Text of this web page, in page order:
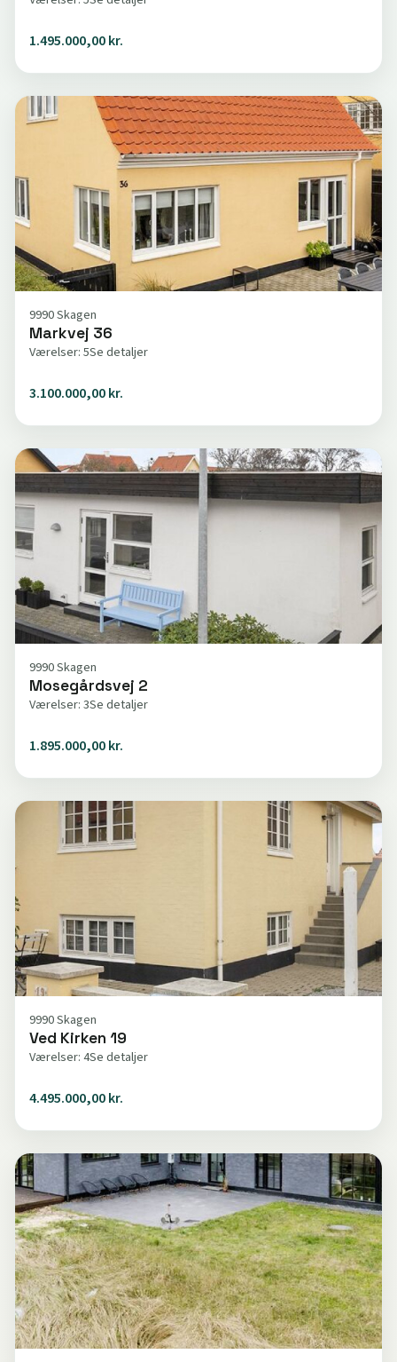
1.495.000,00 kr.
9990 Skagen
Markvej 36
Værelser: 5Se detaljer
3.100.000,00 kr.
9990 Skagen
Mosegårdsvej 2
Værelser: 3Se detaljer
1.895.000,00 kr.
9990 Skagen
Ved Kirken 19
Værelser: 4Se detaljer
4.495.000,00 kr.